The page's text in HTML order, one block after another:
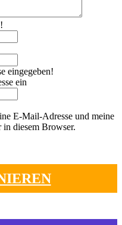
eingegeben!
ein
E-Mail-Adresse und meine
in diesem Browser.